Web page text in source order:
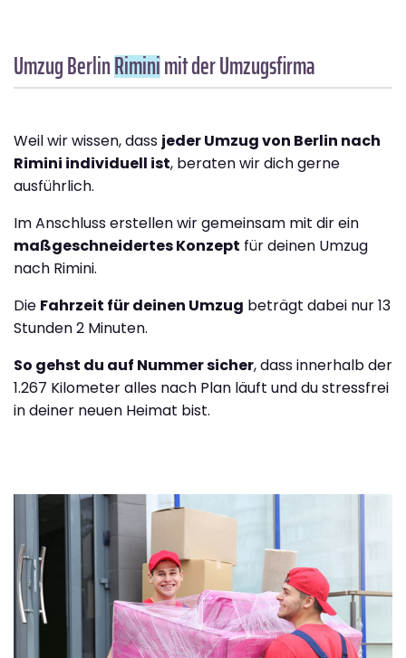
Umzug BerlinRiminimit der Umzugsfirma
Weil wir wissen, dass jeder Umzug von Berlin nach
Rimini individuell ist, beraten wir dich gerne
ausführlich.
Im Anschluss erstellen wir gemeinsam mit dir ein
maßgeschneidertes Konzept für deinen Umzug
nach Rimini.
Die Fahrzeit für deinen Umzug beträgt dabei nur 13
Stunden 2 Minuten.
So gehst du auf Nummer sicher, dass innerhalb der
1.267 Kilometer alles nach Plan läuft und du stressfrei
in deiner neuen Heimat bist.